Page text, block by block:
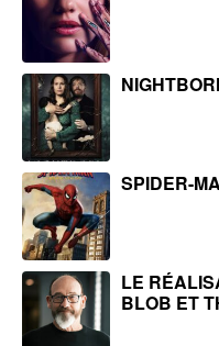
SPIDER-
LE
BLOB ET